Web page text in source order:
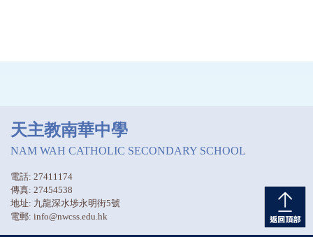
天主教南華中學
NAM WAH CATHOLIC SECONDARY SCHOOL
電話: 27411174
傳真: 27454538
地址: 九龍深水埗永明街5號
電郵: info@nwcss.edu.hk